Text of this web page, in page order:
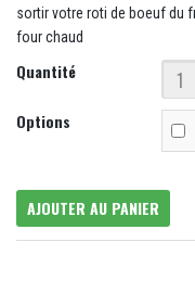
sortir votre roti de boeuf du
four chaud
Quantité
Options
AJOUTER AU PANIER